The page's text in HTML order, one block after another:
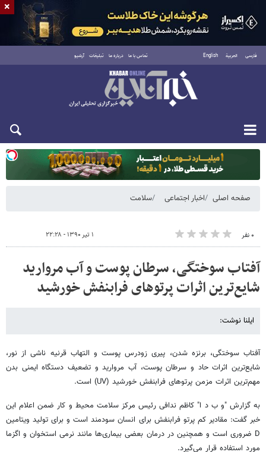
فارسی العربية English تماس با ما درباره ما تبلیغات آرشیو
یکشنبه ۱۸ مرداد ۱۴۰۵
صفحه اصلی اخبار اجتماعی سلامت
۰ نفر ۱ تیر ۱۳۹۰ - ۲۲:۲۸
آفتاب سوختگی، سرطان پوست و آب مروارید
شایع‌ترین اثرات پرتوهای فرابنفش خورشید
ایلنا نوشت:
آفتاب سوختگی، برنزه شدن، پیری زودرس پوست و التهاب قرنیه ناشی از نور،
شایع‌ترین اثرات حاد و سرطان پوست، آب مروارید و تضعیف دستگاه ایمنی بدن
مهم‌ترین اثرات مزمن پرتوهای فرابنفش خورشید (UV) است.
به گزارش "و ب د ا" کاظم ندافی رئیس مرکز سلامت محیط و کار ضمن اعلام این
خبر گفت: مقادیر کم پرتو فرابنفش برای انسان سودمند است و برای تولید ویتامین
D‌ ضروری است و همچنین در درمان بعضی بیماری‌ها مانند نرمی‌ استخوان و اگزما
مورد استفاده قرار می‌گیرد.
×